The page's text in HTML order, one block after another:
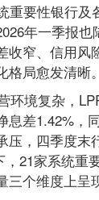
重要性银行及
年一季报
收窄、信用风
局愈发清晰。
环境复杂，
息差1.42%，
压，四季度末
21家系统重
三个维度上呈